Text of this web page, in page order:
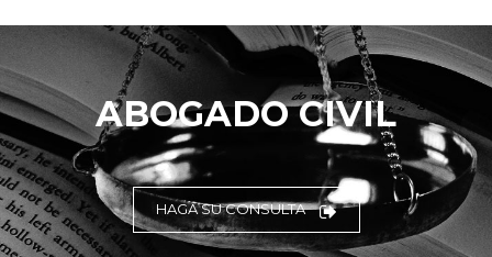
ABOGADO CIVIL
HAGA SU CONSULTA